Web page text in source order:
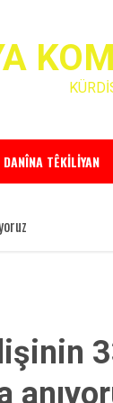
DANÎNA TÊKILIYAN